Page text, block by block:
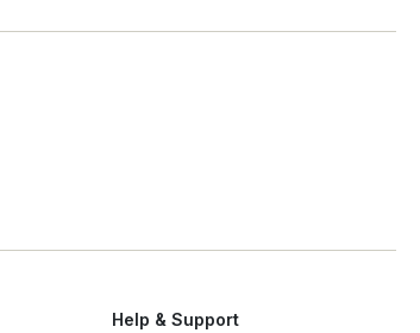
Help & Support